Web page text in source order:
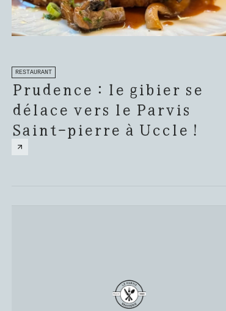
RESTAURANT
Prudence : le gibier se
délace vers le Parvis
Saint-pierre à Uccle !